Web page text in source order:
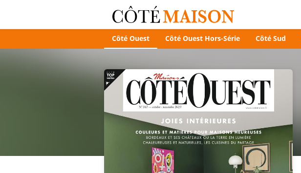
Côté Ouest Côté Ouest Hors-Série Côté Sud